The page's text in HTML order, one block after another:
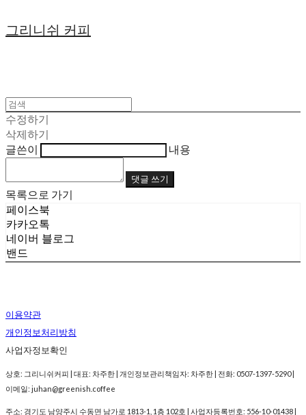
그리니쉬 커피
수정하기
삭제하기
글쓴이
내용
댓글 쓰기
목록으로 가기
페이스북
카카오톡
네이버 블로그
밴드
이용약관
개인정보처리방침
사업자정보확인
상호: 그리니쉬커피 | 대표: 차주한 | 개인정보관리책임자: 차주한 | 전화: 0507-1397-5290 |
이메일: juhan@greenish.coffee
주소: 경기도 남양주시 수동면 남가로 1813-1, 1층 102호 | 사업자등록번호: 556-10-01438 |